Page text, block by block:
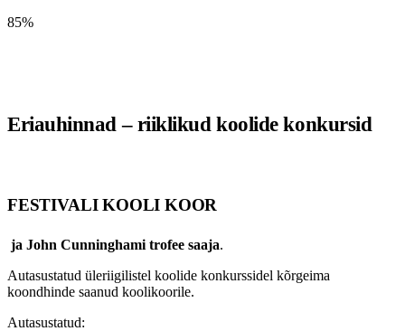
85%
Eriauhinnad – riiklikud koolide konkursid
FESTIVALI KOOLI KOOR
ja John Cunninghami trofee saaja.
Autasustatud üleriigilistel koolide konkurssidel kõrgeima
koondhinde saanud koolikoorile.
Autasustatud: